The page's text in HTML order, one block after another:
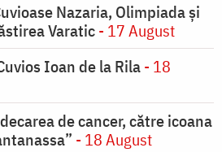
Nazaria, Olimpiada și
Varatic- 17 August
Ioan de la Rila- 18
de cancer, către icoana
- 18 August